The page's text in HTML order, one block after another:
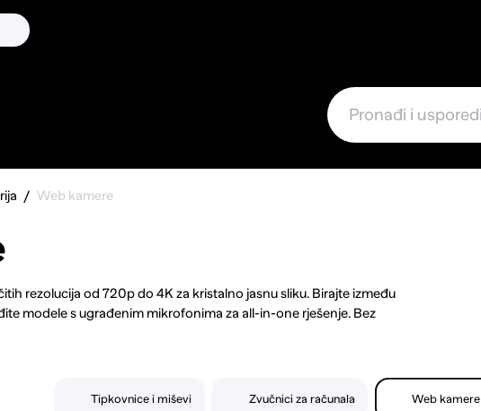
Web kamere
rezolucija od 720p do 4K za kristalno jasnu sliku. Birajte između
modele s ugrađenim mikrofonima za all-in-one rješenje. Bez
Tipkovnice i miševi Zvučnici za računala Web kamere